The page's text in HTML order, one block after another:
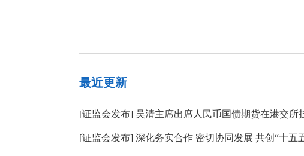
最近更新
[证监会发布] 吴清主席出席人民币国债期货在港交所
[证监会发布] 深化务实合作 密切协同发展 共创“十